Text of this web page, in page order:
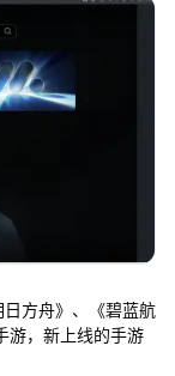
方舟》、《碧蓝航
游，新上线的手游